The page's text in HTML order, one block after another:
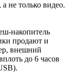
не только видео.
накопитель
продают и
внешний
до 6 часов